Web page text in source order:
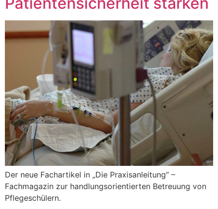
Der neue Fachartikel in „Die Praxisanleitung“ –
Fachmagazin zur handlungsorientierten Betreuung von
Pflegeschülern.